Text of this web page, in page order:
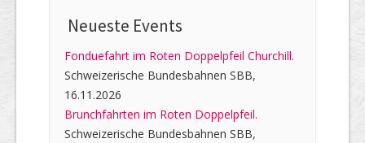
Neueste Events
Fonduefahrt im Roten Doppelpfeil Churchill.
Schweizerische Bundesbahnen SBB,
16.11.2026
Brunchfahrten im Roten Doppelpfeil.
Schweizerische Bundesbahnen SBB,